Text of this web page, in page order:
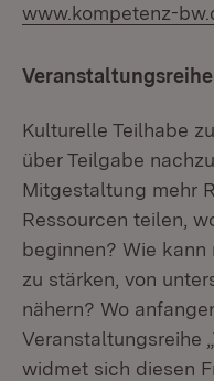
www.kompetenz-
Veranstaltungsreihe
Kulturelle Teilhabe
über Teilgabe
Mitgestaltung mehr
Ressourcen teilen,
beginnen? Wie
zu stärken, von
nähern? Wo
Veranstaltungsreihe
widmet sich diesen